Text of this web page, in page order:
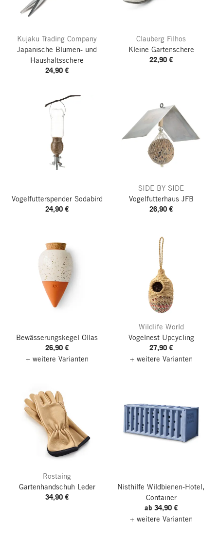
Kujaku Trading Company
Japanische Blumen- und
Haushaltsschere
24,90 €
Clauberg Filhos
Kleine Gartenschere
22,90 €
Vogelfutterspender Sodabird
24,90 €
SIDE BY SIDE
Vogelfutterhaus JFB
26,90 €
Bewässerungskegel Ollas
26,90 €
+ weitere Varianten
Wildlife World
Vogelnest Upcycling
27,90 €
+ weitere Varianten
Rostaing
Gartenhandschuh Leder
34,90 €
Nisthilfe Wildbienen-Hotel,
Container
ab 34,90 €
+ weitere Varianten